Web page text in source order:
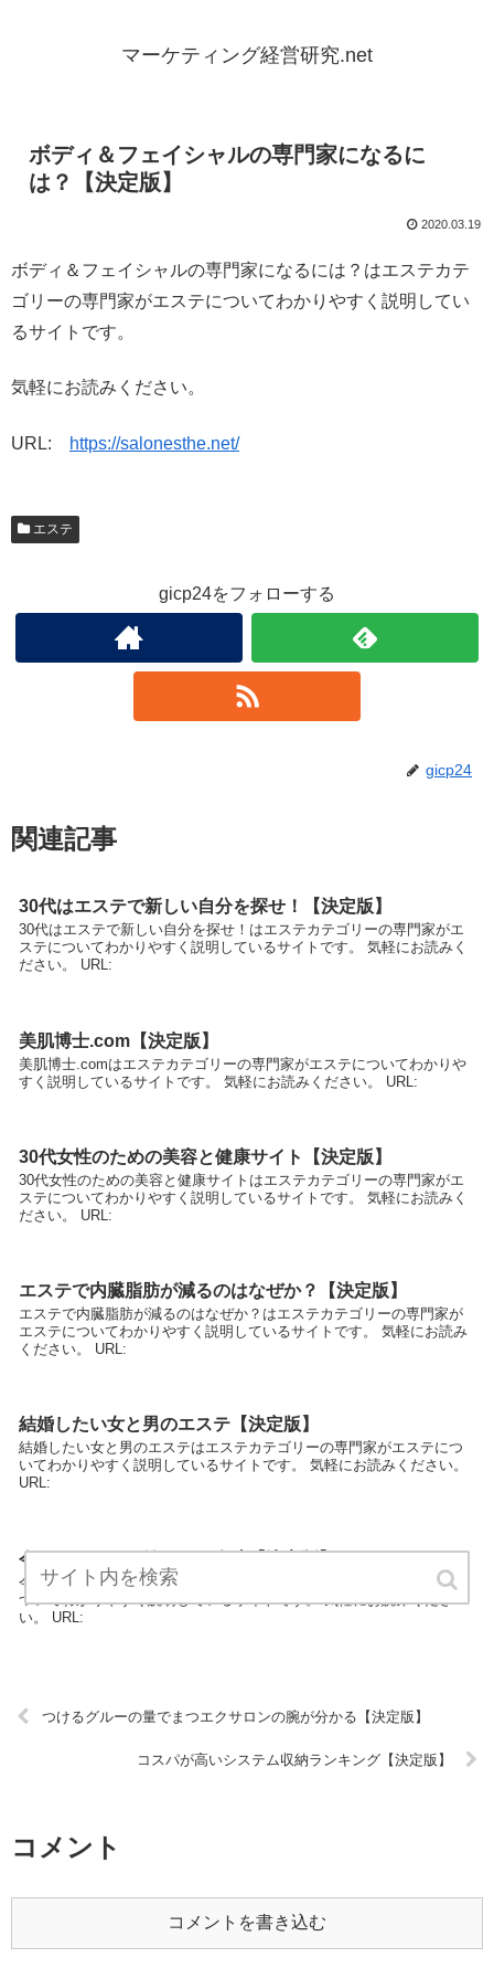
マーケティング経営研究.net
ボディ＆フェイシャルの専門家になるに
は？【決定版】
2020.03.19
ボディ＆フェイシャルの専門家になるには？はエステカテ
ゴリーの専門家がエステについてわかりやすく説明してい
るサイトです。
気軽にお読みください。
URL: https://salonesthe.net/
エステ
gicp24をフォローする
gicp24
関連記事
30代はエステで新しい自分を探せ！【決定版】
30代はエステで新しい自分を探せ！はエステカテゴリーの専門家がエ
ステについてわかりやすく説明しているサイトです。 気軽にお読みく
ださい。 URL:
美肌博士.com【決定版】
美肌博士.comはエステカテゴリーの専門家がエステについてわかりや
すく説明しているサイトです。 気軽にお読みください。 URL:
30代女性のための美容と健康サイト【決定版】
30代女性のための美容と健康サイトはエステカテゴリーの専門家がエ
ステについてわかりやすく説明しているサイトです。 気軽にお読みく
ださい。 URL:
エステで内臓脂肪が減るのはなぜか？【決定版】
エステで内臓脂肪が減るのはなぜか？はエステカテゴリーの専門家が
エステについてわかりやすく説明しているサイトです。 気軽にお読み
ください。 URL:
結婚したい女と男のエステ【決定版】
結婚したい女と男のエステはエステカテゴリーの専門家がエステにつ
いてわかりやすく説明しているサイトです。 気軽にお読みください。
URL:
今からエステを始めたい人達【決定版】
今からエステを始めたい人達はエステカテゴリーの専門家がエステに
ついてわかりやすく説明しているサイトです。 気軽にお読みくださ
い。 URL:
つけるグルーの量でまつエクサロンの腕が分かる【決定版】
コスパが高いシステム収納ランキング【決定版】
コメント
コメントを書き込む